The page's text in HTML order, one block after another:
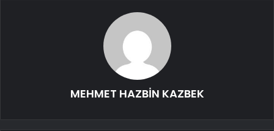
MEHMET HAZBİN KAZBEK